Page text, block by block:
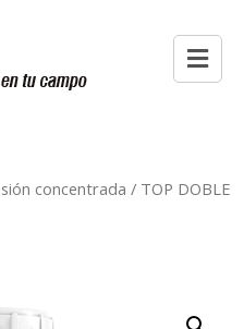
concentrada / TOP DOBLE